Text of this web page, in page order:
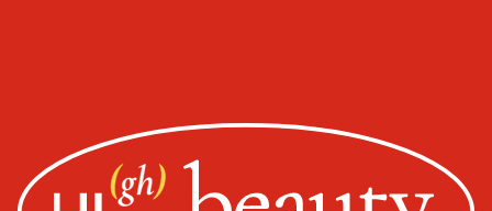
Оплата, доставка, возврат
Сайт от segoch.ru